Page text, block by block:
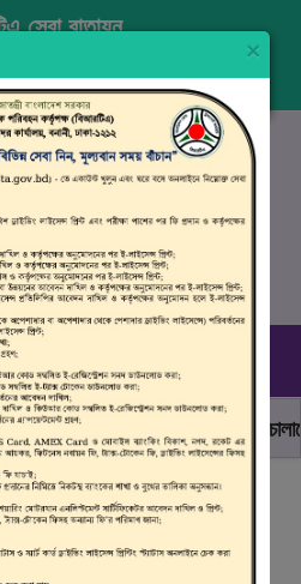
সেবা বাতায়ন
ENGLISH
, ০৯৬১০ ৯৯০ ৯৯৮
(০৯.০০ সকাল - ০৪.০০ বিকাল)
সড়ক হোক সবার মোটরযান
×